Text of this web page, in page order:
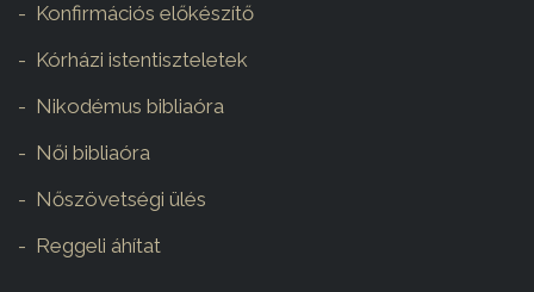
Konfirmációs előkészítő
Kórházi istentiszteletek
Nikodémus bibliaóra
Női bibliaóra
Nőszövetségi ülés
Reggeli áhítat